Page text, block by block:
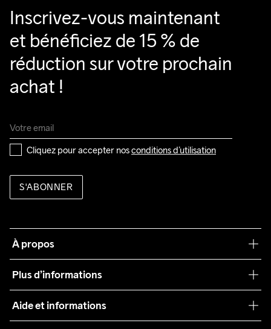
Inscrivez-vous maintenant
et bénéficiez de 15 % de
réduction sur votre prochain
achat !
Cliquez pour accepter nos conditions d’utilisation
S'ABONNER
À propos
Plus d’informations
Teamwear
Aide et informations